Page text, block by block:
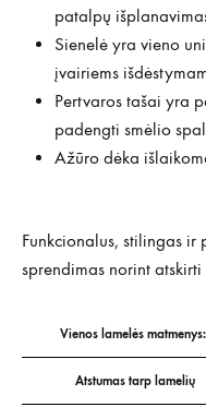
patalpų
Sienelė yra vieno
įvairiems
Pertvaros tašai yra
padengti smėlio
Ažūro dėka
Funkcionalus, stilingas
sprendimas norint
Vienos lamelės matmenys:
Atstumas tarp lamelių